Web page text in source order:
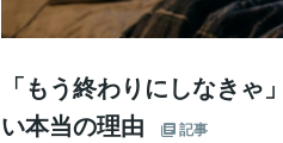
「もう終わりにしなき
い本当の理由
記事